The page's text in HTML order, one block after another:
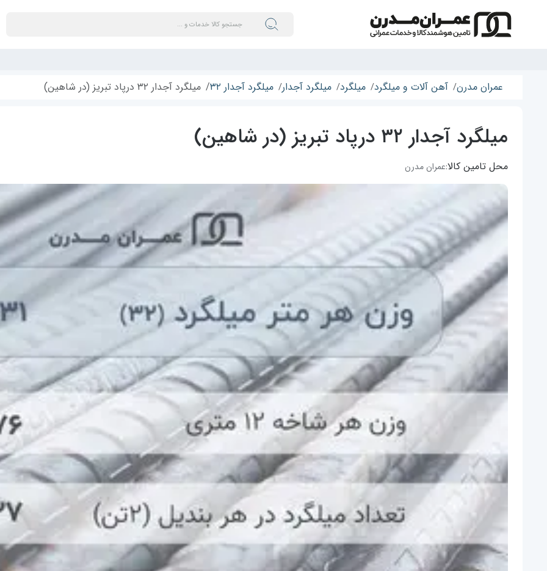
عمران مدرن آهن آلات و میلگرد میلگرد میلگرد آجدار میلگرد آجدار ۳۲ میلگرد آجدار ۳۲ درپاد تبریز (در شاهین)
میلگرد آجدار ۳۲ درپاد تبریز (در شاهین)
محل تامین کالا:عمران مدرن